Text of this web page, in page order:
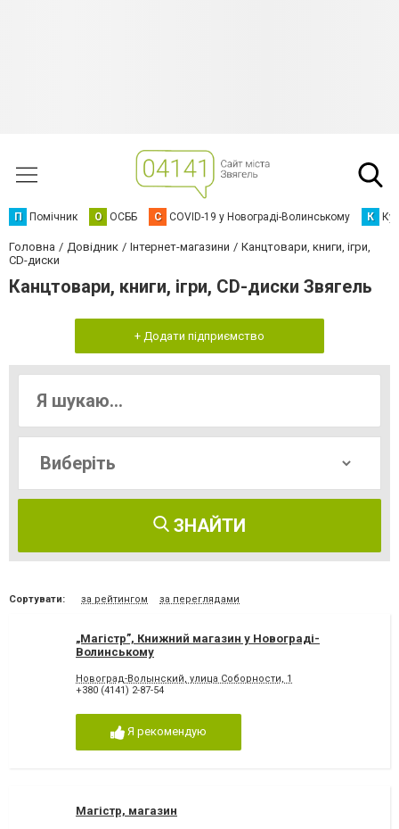
П Помічник О ОСББ C COVID-19 у Новограді-Волинському К
Головна Довідник Інтернет-магазини
Канцтовари, книги, ігри,
CD-диски
Канцтовари, книги, ігри, CD-диски Звягель
+ Додати підприємство
ЗНАЙТИ
Сортувати: за рейтингом за переглядами
„Магістр”, Книжний магазин у Новограді-
Волинському
Новоград-Волынский, улица Соборности, 1
+380 (4141) 2-87-54
Я рекомендую
Магістр, магазин